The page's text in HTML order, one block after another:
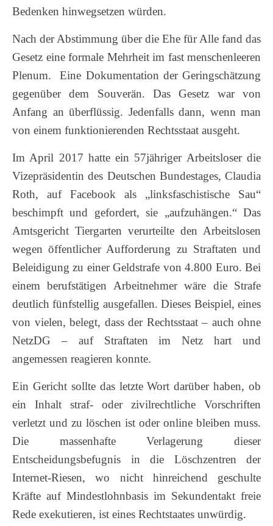
Bedenken hinwegsetzen würden.
Nach der Abstimmung über die Ehe für Alle fand das
Gesetz eine formale Mehrheit im fast menschenleeren
Plenum. Eine Dokumentation der Geringschätzung
gegenüber dem Souverän. Das Gesetz war von
Anfang an überflüssig. Jedenfalls dann, wenn man
von einem funktionierenden Rechtsstaat ausgeht.
Im April 2017 hatte ein 57jähriger Arbeitsloser die
Vizepräsidentin des Deutschen Bundestages, Claudia
Roth, auf Facebook als „linksfaschistische Sau“
beschimpft und gefordert, sie „aufzuhängen.“ Das
Amtsgericht Tiergarten verurteilte den Arbeitslosen
wegen öffentlicher Aufforderung zu Straftaten und
Beleidigung zu einer Geldstrafe von 4.800 Euro. Bei
einem berufstätigen Arbeitnehmer wäre die Strafe
deutlich fünfstellig ausgefallen. Dieses Beispiel, eines
von vielen, belegt, dass der Rechtsstaat – auch ohne
NetzDG – auf Straftaten im Netz hart und
angemessen reagieren konnte.
Ein Gericht sollte das letzte Wort darüber haben, ob
ein Inhalt straf- oder zivilrechtliche Vorschriften
verletzt und zu löschen ist oder online bleiben muss.
Die massenhafte Verlagerung dieser
Entscheidungsbefugnis in die Löschzentren der
Internet-Riesen, wo nicht hinreichend geschulte
Kräfte auf Mindestlohnbasis im Sekundentakt freie
Rede exekutieren, ist eines Rechtstaates unwürdig.